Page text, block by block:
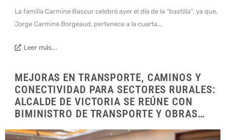
La familia Carmine Bascur celebró ayer el día de la “bastilla”, ya que,
Jorge Carmine Borgeaud, pertenece a la cuarta...
Leer más...
MEJORAS EN TRANSPORTE, CAMINOS Y
CONECTIVIDAD PARA SECTORES RURALES:
ALCALDE DE VICTORIA SE REÚNE CON
BIMINISTRO DE TRANSPORTE Y OBRAS…